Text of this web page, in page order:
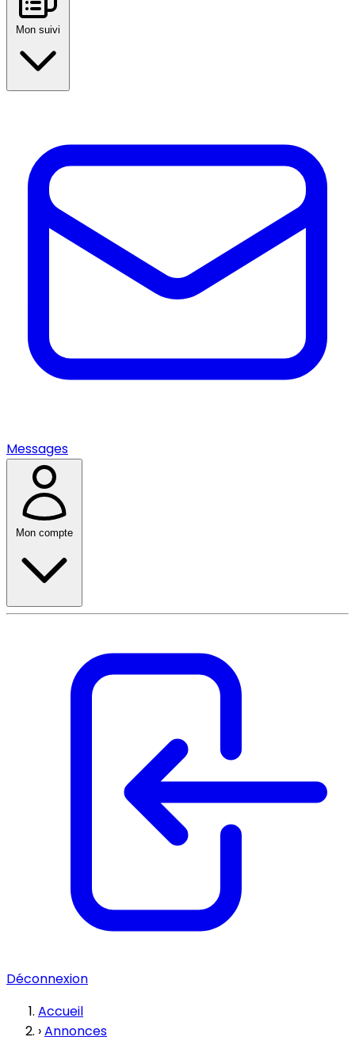
Mon suivi
Messages
Mon compte
Déconnexion
Accueil
›Annonces